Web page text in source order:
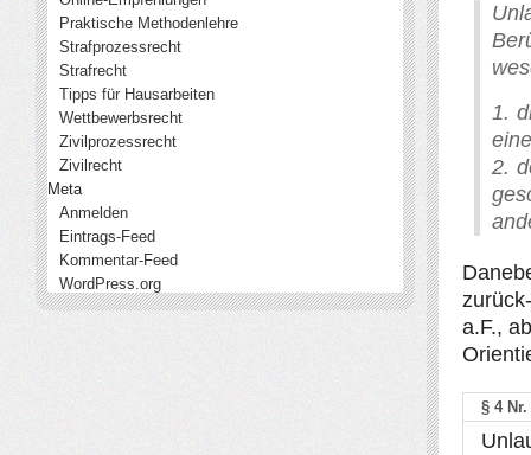
1.
2.
a.F.,
§ 4 Nr.
Praktische Methodenlehre
Strafprozessrecht
Strafrecht
Tipps für Hausarbeiten
Wettbewerbsrecht
Zivilprozessrecht
Zivilrecht
Meta
Anmelden
Eintrags-Feed
Kommentar-Feed
WordPress.org